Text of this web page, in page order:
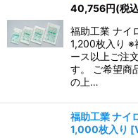
40,756円(税
福助工業 ナイ
1,200枚入り ※
ース以上ご注
す。 ご希望商
の上…
福助工業 ナイ
1,000枚入り [